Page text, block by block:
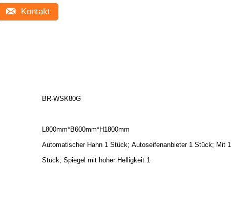
Kontakt
BR-WSK80G
L800mm*B600mm*H1800mm
Automatischer Hahn 1 Stück; Autoseifenanbieter 1 Stück; Mit 1
Stück; Spiegel mit hoher Helligkeit 1